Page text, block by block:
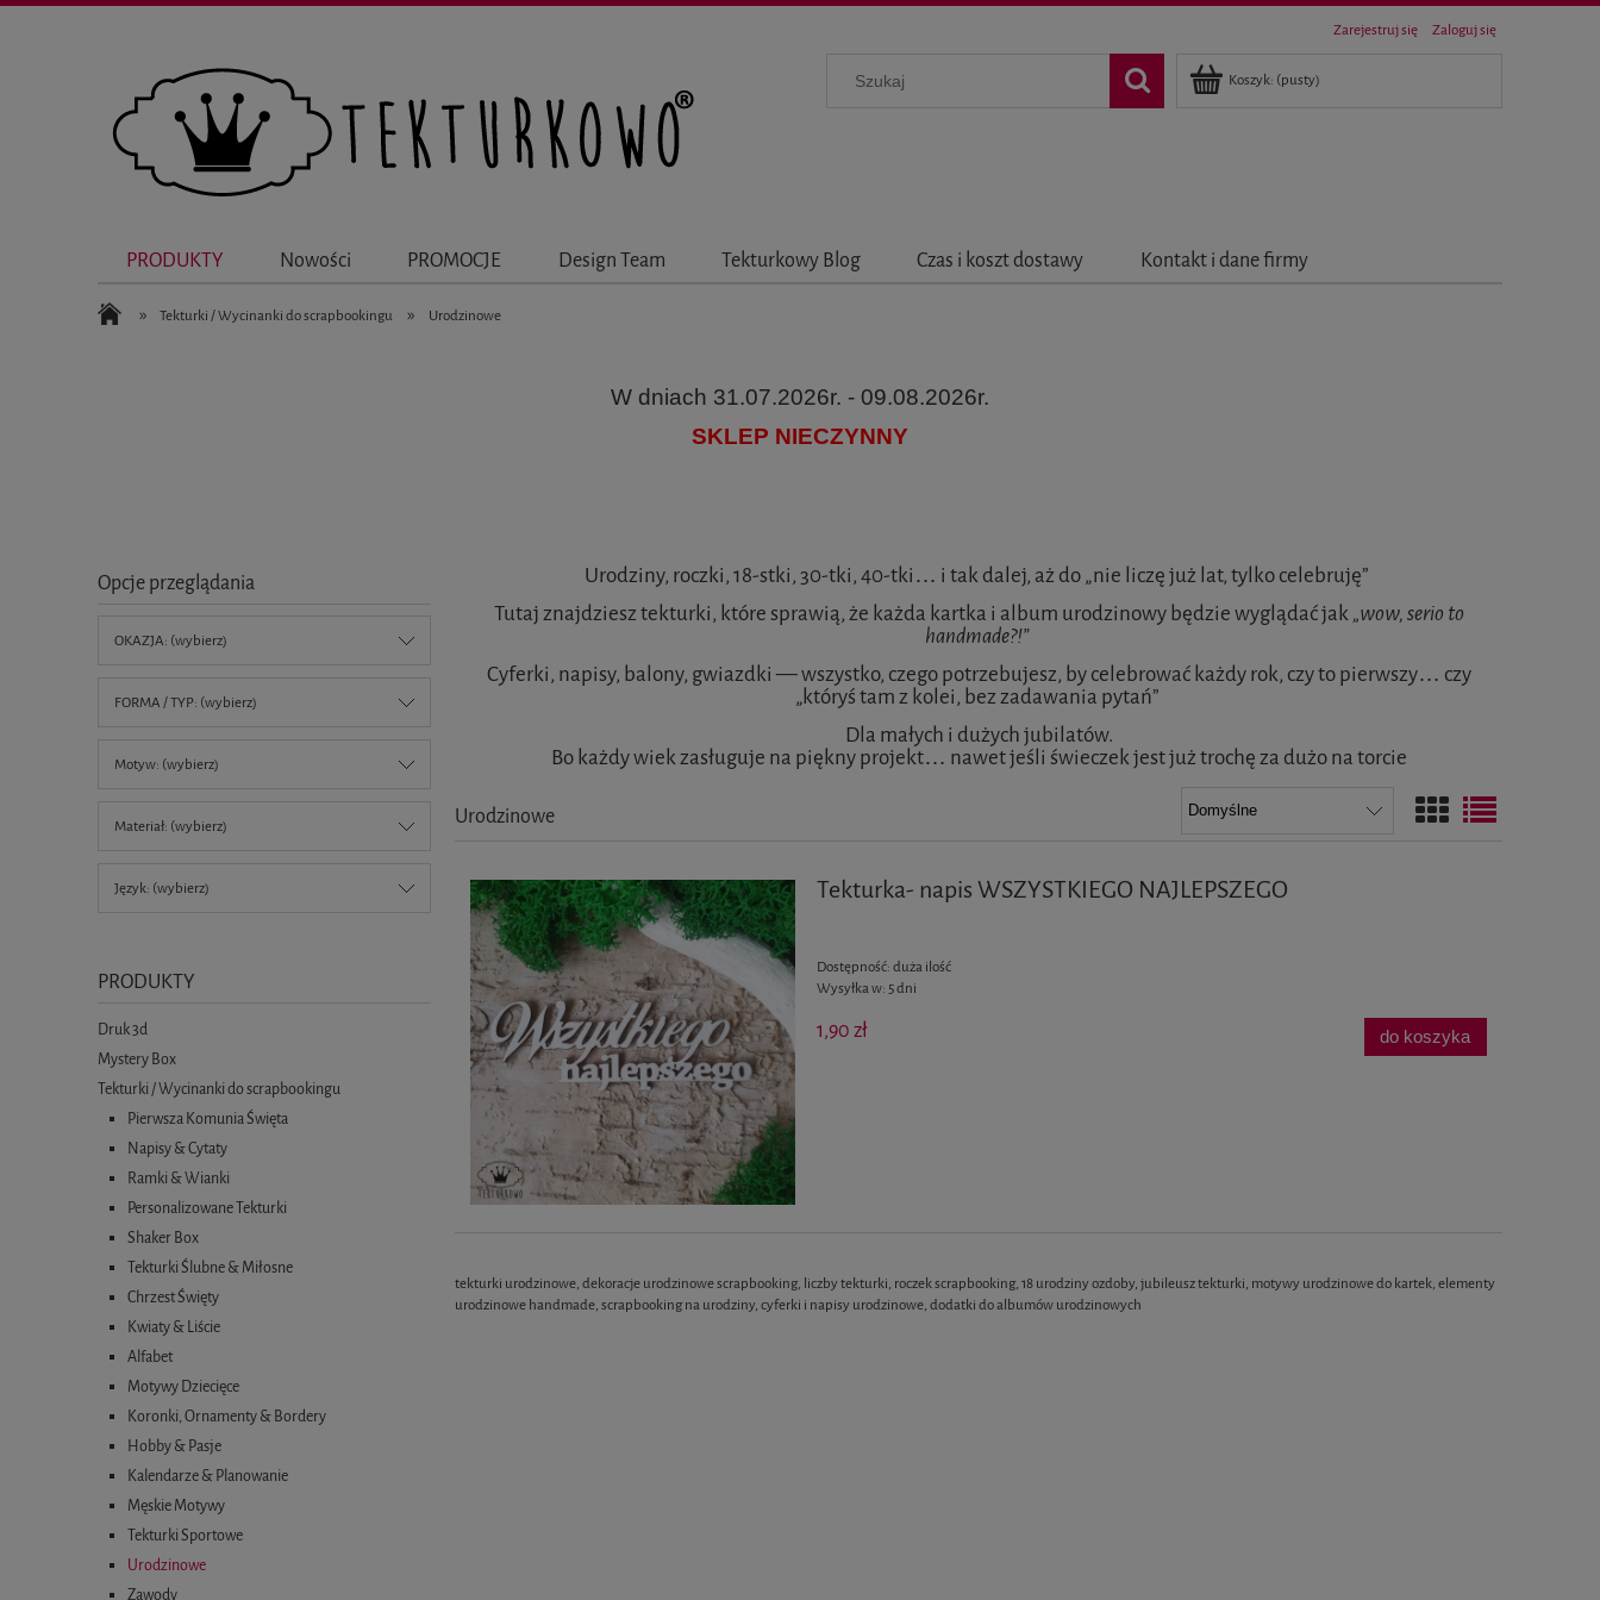
Zarejestruj się Zaloguj się
Koszyk: (pusty)
PRODUKTY Nowości PROMOCJE Design Team Tekturkowy Blog Czas i koszt dostawy Kontakt i dane firmy
» Tekturki / Wycinanki do scrapbookingu » Urodzinowe
W dniach 31.07.2026r. - 09.08.2026r.
SKLEP NIECZYNNY
Opcje przeglądania
OKAZJA: (wybierz)
FORMA / TYP: (wybierz)
Motyw: (wybierz)
Materiał: (wybierz)
Język: (wybierz)
PRODUKTY
Druk 3d
Mystery Box
Tekturki / Wycinanki do scrapbookingu
Pierwsza Komunia Święta
Napisy & Cytaty
Ramki & Wianki
Personalizowane Tekturki
Shaker Box
Tekturki Ślubne & Miłosne
Chrzest Święty
Kwiaty & Liście
Alfabet
Motywy Dziecięce
Koronki, Ornamenty & Bordery
Hobby & Pasje
Kalendarze & Planowanie
Męskie Motywy
Tekturki Sportowe
Urodzinowe
Zawody
Urodziny, roczki, 18-stki, 30-tki, 40-tki… i tak dalej, aż do „nie liczę już lat, tylko celebruję”
Tutaj znajdziesz tekturki, które sprawią, że każda kartka i album urodzinowy będzie wyglądać jak„wow, serio to
handmade?!”
Cyferki, napisy, balony, gwiazdki — wszystko, czego potrzebujesz, by celebrować każdy rok, czy to pierwszy… czy
„któryś tam z kolei, bez zadawania pytań”
Dla małych i dużych jubilatów.
Bo każdy wiek zasługuje na piękny projekt… nawet jeśli świeczek jest już trochę za dużo na torcie
Urodzinowe
Tekturka- napis WSZYSTKIEGO NAJLEPSZEGO
Dostępność:duża ilość
Wysyłka w: 5 dni
1,90 zł do koszyka
tekturki urodzinowe, dekoracje urodzinowe scrapbooking, liczby tekturki, roczek scrapbooking, 18 urodziny ozdoby, jubileusz tekturki, motywy urodzinowe do kartek, elementy
urodzinowe handmade, scrapbooking na urodziny, cyferki i napisy urodzinowe, dodatki do albumów urodzinowych